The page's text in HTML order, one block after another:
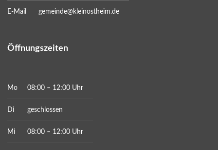
E-Mail gemeinde@kleinostheim.de
Öffnungszeiten
Mo 08:00 – 12:00 Uhr
Di geschlossen
Mi 08:00 – 12:00 Uhr